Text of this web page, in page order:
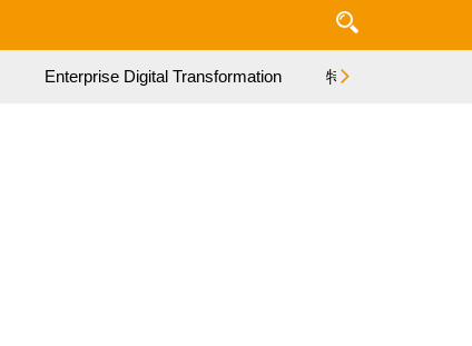
Enterprise Digital Transformation 特集